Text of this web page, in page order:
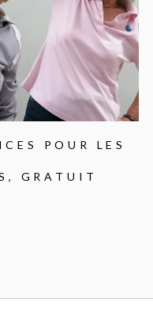
POUR LES
GRATUIT